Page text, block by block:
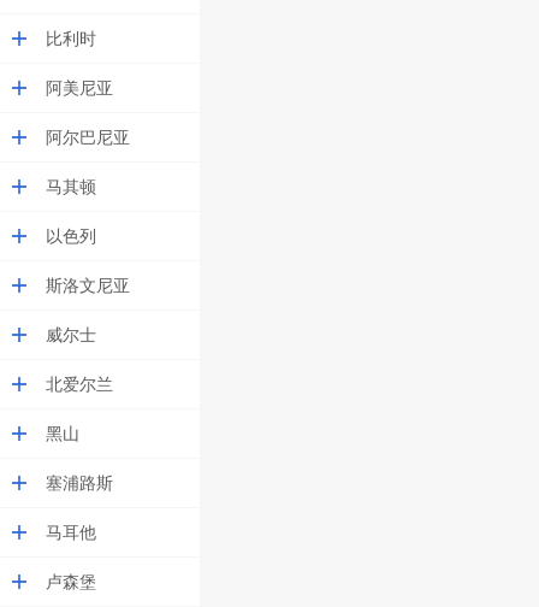
比利时
阿美尼亚
阿尔巴尼亚
马其顿
以色列
斯洛文尼亚
威尔士
北爱尔兰
黑山
塞浦路斯
马耳他
卢森堡